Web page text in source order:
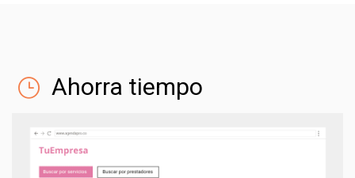
Ahorra tiempo